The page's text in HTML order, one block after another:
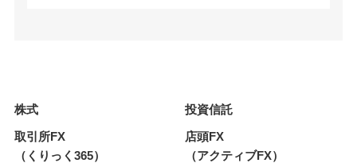
株式
投資信託
取引所FX
（くりっく365）
店頭FX
（アクティブFX）